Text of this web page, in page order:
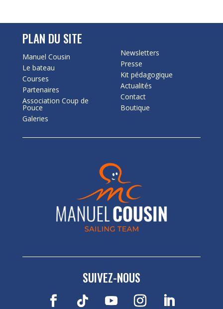
PLAN DU SITE
Manuel Cousin
Le bateau
Courses
Partenaires
Association Coup de
Pouce
Galeries
Newsletters
Presse
Kit pédagogique
Actualités
Contact
Boutique
SUIVEZ-NOUS